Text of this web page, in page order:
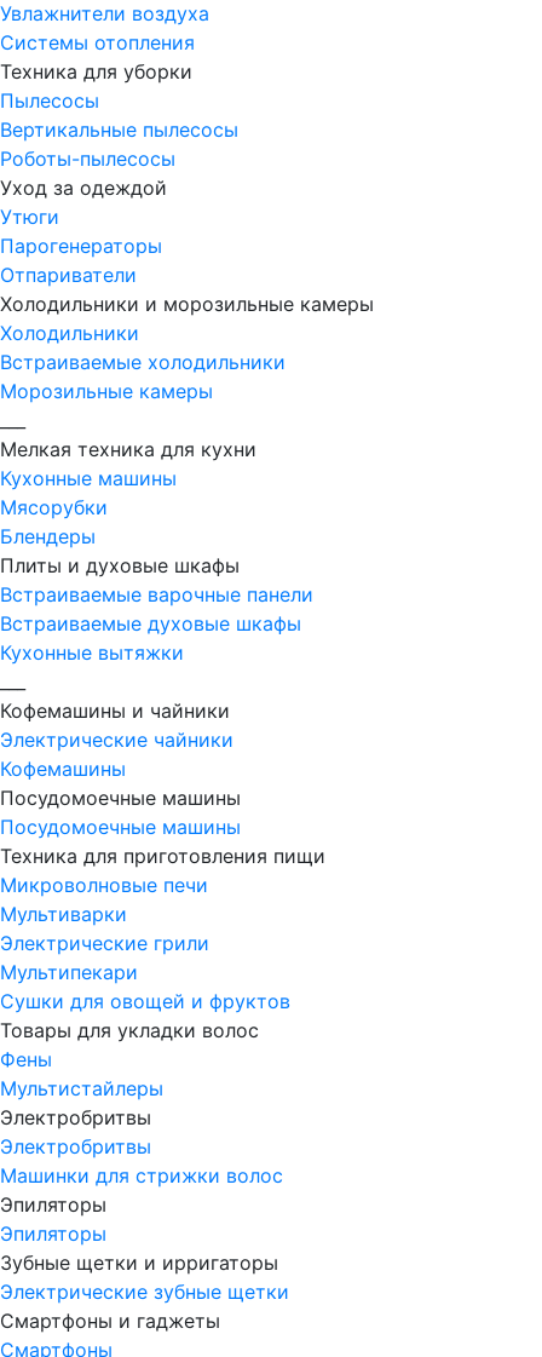
Увлажнители воздуха
Системы отопления
Техника для уборки
Пылесосы
Вертикальные пылесосы
Роботы-пылесосы
Уход за одеждой
Утюги
Парогенераторы
Отпариватели
Холодильники и морозильные камеры
Холодильники
Встраиваемые холодильники
Морозильные камеры
Мелкая техника для кухни
Кухонные машины
Мясорубки
Блендеры
Плиты и духовые шкафы
Встраиваемые варочные панели
Встраиваемые духовые шкафы
Кухонные вытяжки
Кофемашины и чайники
Электрические чайники
Кофемашины
Посудомоечные машины
Посудомоечные машины
Техника для приготовления пищи
Микроволновые печи
Мультиварки
Электрические грили
Мультипекари
Сушки для овощей и фруктов
Товары для укладки волос
Фены
Мультистайлеры
Электробритвы
Электробритвы
Машинки для стрижки волос
Эпиляторы
Эпиляторы
Зубные щетки и ирригаторы
Электрические зубные щетки
Смартфоны и гаджеты
Смартфоны